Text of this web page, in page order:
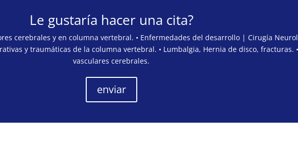
Le gustaría hacer una cita?
cerebrales y en columna vertebral. • Enfermedades del desarrollo | Cirugía
y traumáticas de la columna vertebral. • Lumbalgia, Hernia de disco, fracturas.
vasculares cerebrales.
enviar